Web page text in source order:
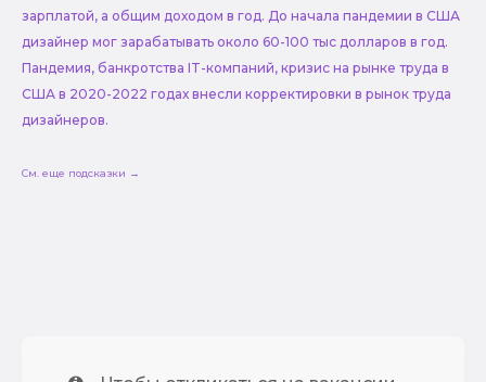
зарплатой, а общим доходом в год. До начала пандемии в США
дизайнер мог зарабатывать около 60-100 тыс долларов в год.
Пандемия, банкротства IT-компаний, кризис на рынке труда в
США в 2020-2022 годах внесли корректировки в рынок труда
дизайнеров.
См. еще подсказки →